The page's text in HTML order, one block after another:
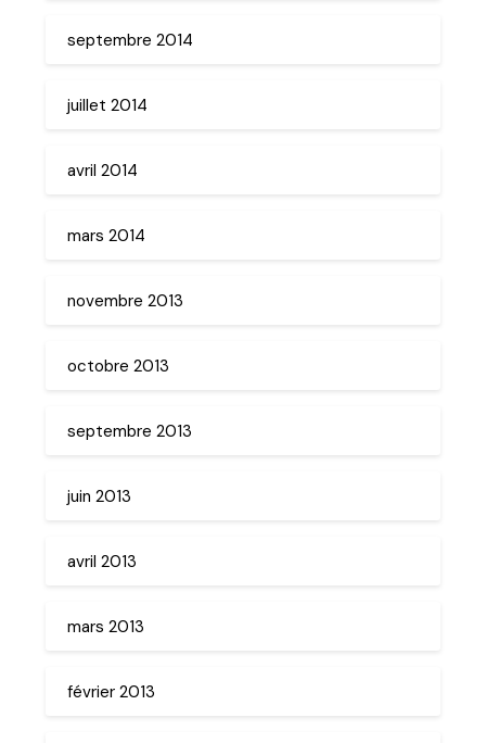
septembre 2014
juillet 2014
avril 2014
mars 2014
novembre 2013
octobre 2013
septembre 2013
juin 2013
avril 2013
mars 2013
février 2013